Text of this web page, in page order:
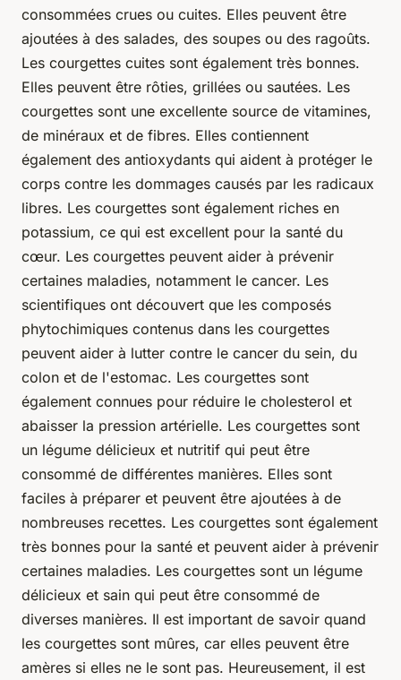
consommées crues ou cuites. Elles peuvent être
ajoutées à des salades, des soupes ou des ragoûts.
Les courgettes cuites sont également très bonnes.
Elles peuvent être rôties, grillées ou sautées. Les
courgettes sont une excellente source de vitamines,
de minéraux et de fibres. Elles contiennent
également des antioxydants qui aident à protéger le
corps contre les dommages causés par les radicaux
libres. Les courgettes sont également riches en
potassium, ce qui est excellent pour la santé du
cœur. Les courgettes peuvent aider à prévenir
certaines maladies, notamment le cancer. Les
scientifiques ont découvert que les composés
phytochimiques contenus dans les courgettes
peuvent aider à lutter contre le cancer du sein, du
colon et de l'estomac. Les courgettes sont
également connues pour réduire le cholesterol et
abaisser la pression artérielle. Les courgettes sont
un légume délicieux et nutritif qui peut être
consommé de différentes manières. Elles sont
faciles à préparer et peuvent être ajoutées à de
nombreuses recettes. Les courgettes sont également
très bonnes pour la santé et peuvent aider à prévenir
certaines maladies. Les courgettes sont un légume
délicieux et sain qui peut être consommé de
diverses manières. Il est important de savoir quand
les courgettes sont mûres, car elles peuvent être
amères si elles ne le sont pas. Heureusement, il est